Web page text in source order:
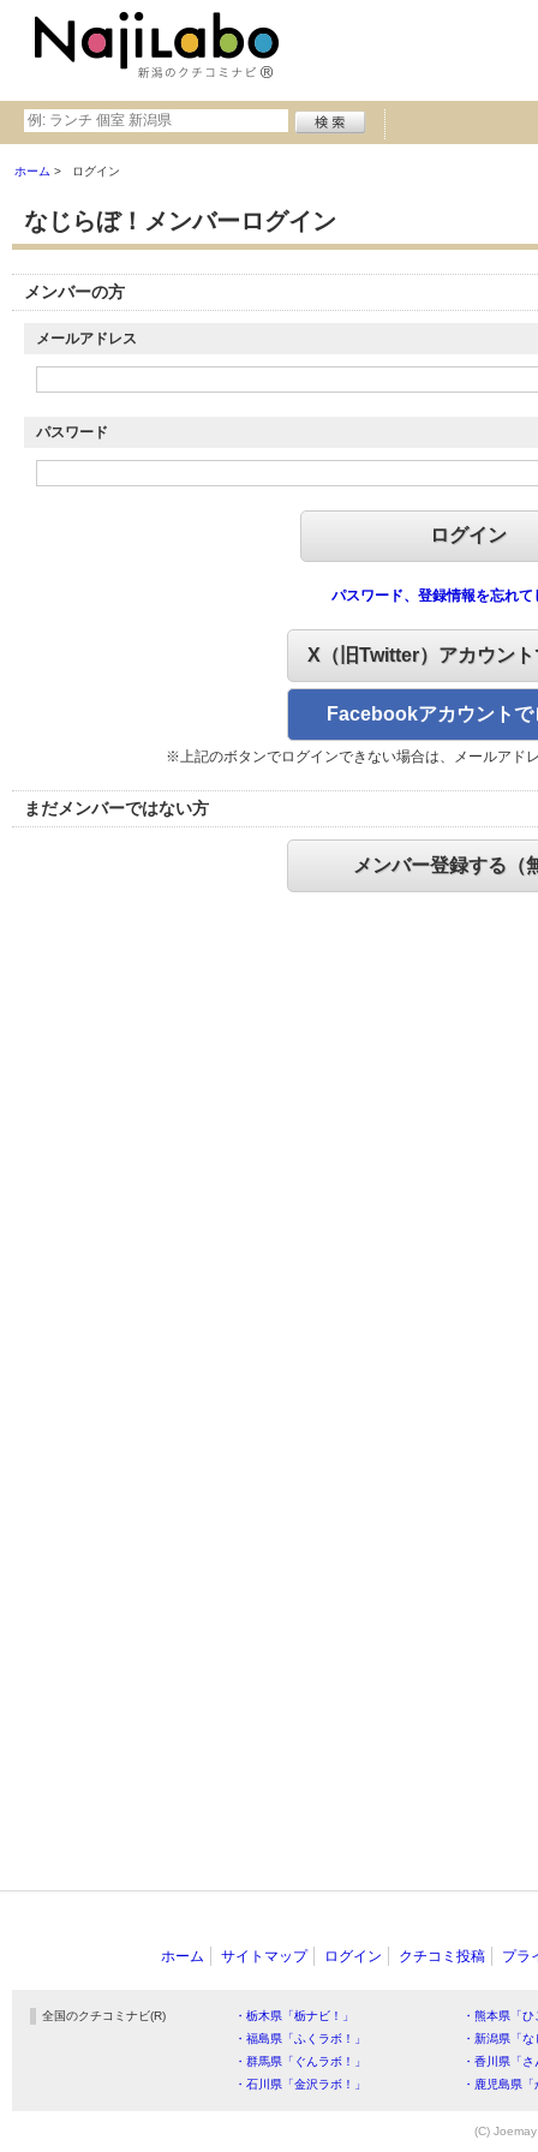
ホーム ログイン
なじらぼ！メンバーログイン
メンバーの方
メールアドレス
パスワード
パスワード、登録情報を忘れて
X（旧Twitter）アカウン
Facebookアカウントで
※上記のボタンでログインできない場合は、メールアド
まだメンバーではない方
メンバー登録する（
ホーム サイトマップ ログイン クチコミ投稿 プラ
全国のクチコミナビ(R) ・栃木県「栃ナビ！」
・熊本県「
・福島県「ふくラボ！」
・新潟県「
・群馬県「ぐんラボ！」
・香川県「
・石川県「金沢ラボ！」
・鹿児島県
(C)